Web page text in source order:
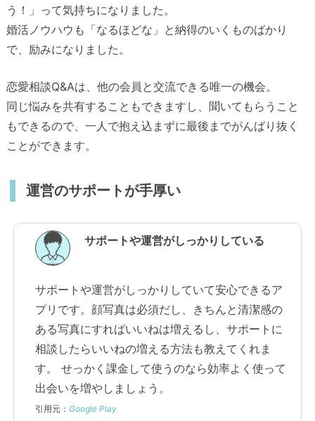
う！」って気持ちになりました。
婚活ノウハウも「なるほどな」と納得のいくものばかり
で、励みになりました。
恋愛相談Q&Aは、他の会員と交流できる唯一の機会。
同じ悩みを共有することもできますし、聞いてもらうこと
もできるので、一人で抱え込まずに最後までがんばり抜く
ことができます。
運営のサポートが手厚い
サポートや運営がしっかりしている
サポートや運営がしっかりしていて安心できるア
プリです。顔写真は必須だし、きちんと清潔感の
ある写真にすればいいねは増えるし、サポートに
相談したらいいねの増える方法も教えてくれま
す。 せっかく課金して使うのなら効率よく使って
出会いを増やしましょう。
引用元： Google Play